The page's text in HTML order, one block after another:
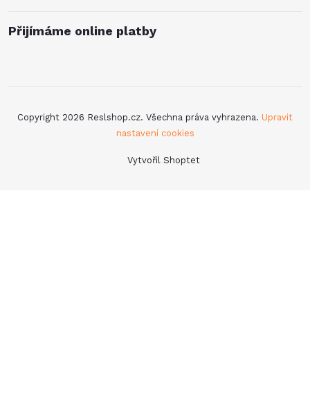
Přijímáme online platby
Vytvořil Shoptet
Copyright 2026 Reslshop.cz. Všechna práva vyhrazena. Upravit
nastavení cookies